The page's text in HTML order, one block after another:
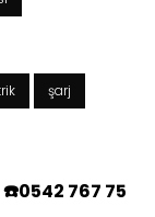
şarj
767 75